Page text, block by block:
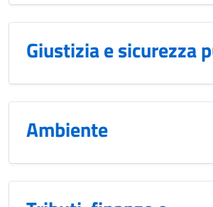
Giustizia e sicurezza
Ambiente